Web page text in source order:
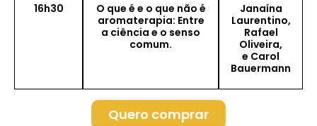
16h30
O que é e o que não é
aromaterapia: Entre
a ciência e o senso
comum.
Janaína
Laurentino,
Rafael
Oliveira,
e Carol
Bauermann
Quero comprar